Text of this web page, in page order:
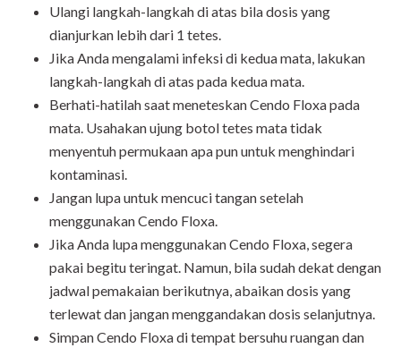
Ulangi langkah-langkah di atas bila dosis yang
dianjurkan lebih dari 1 tetes.
Jika Anda mengalami infeksi di kedua mata, lakukan
langkah-langkah di atas pada kedua mata.
Berhati-hatilah saat meneteskan Cendo Floxa pada
mata. Usahakan ujung botol tetes mata tidak
menyentuh permukaan apa pun untuk menghindari
kontaminasi.
Jangan lupa untuk mencuci tangan setelah
menggunakan Cendo Floxa.
Jika Anda lupa menggunakan Cendo Floxa, segera
pakai begitu teringat. Namun, bila sudah dekat dengan
jadwal pemakaian berikutnya, abaikan dosis yang
terlewat dan jangan menggandakan dosis selanjutnya.
Simpan Cendo Floxa di tempat bersuhu ruangan dan